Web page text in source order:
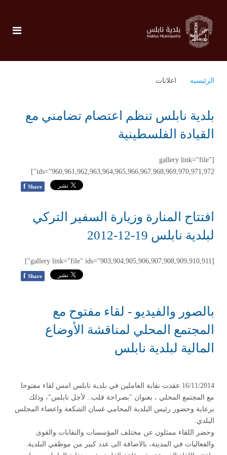
الرئيسيه اعلانات
بلدية نابلس تنظم اعتصام تضامني مع
القيادة الفلسطينية
[gallery link="file"
ids="960,961,962,963,964,965,966,967,968,969,970,971,972"]
f Share
افتتاح المنارة وزيارة السفير التركي
لبلدية نابلس 19-12-2012
[gallery link="file" ids="903,904,905,906,907,908,909,910,911"]
f Share
بالصور والفيديو - لقاء مفتوح مع
المجتمع المحلي لمناقشة الأوضاع
المالية لبلدية نابلس
16/11/2014 عقدت نقابة العاملين في بلدية نابلس امس لقاء مفتوحا
مع المجتمع المحلي ، بعنوان "بصراحة قلب.. لأجل نابلس"، وذلك
برعاية وحضور رئيس البلدية المحامي غسان الشكعة واعضاء المجلس
البلدي.
وحضر اللقاء ممثلون عن مختلف المؤسسات والنقابات والقوى
والفعاليات في المدينة، بالاضافة الى عدد كبير من موظفي البلدية.